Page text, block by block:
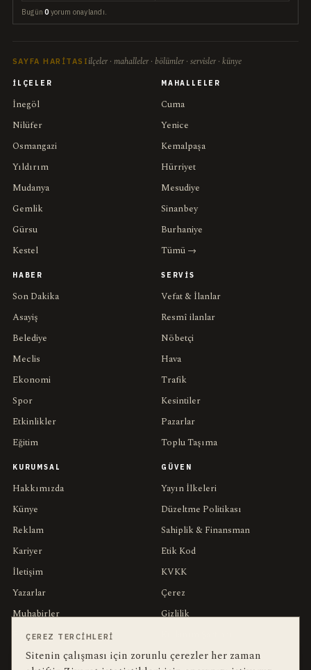
Bugün0 yorum onaylandı.
SAYFA HARITASI ilçeler · mahalleler · bölümler · servisler · künye
İLÇELER
İnegöl
Nilüfer
Osmangazi
Yıldırım
Mudanya
Gemlik
Gürsu
Kestel
MAHALLELER
Cuma
Yenice
Kemalpaşa
Hürriyet
Mesudiye
Sinanbey
Burhaniye
Tümü →
HABER
Son Dakika
Asayiş
Belediye
Meclis
Ekonomi
Spor
Etkinlikler
Eğitim
SERVIS
Vefat & İlanlar
Resmî ilanlar
Nöbetçi
Hava
Trafik
Kesintiler
Pazarlar
Toplu Taşıma
KURUMSAL
Hakkımızda
Künye
Reklam
Kariyer
İletişim
Yazarlar
Muhabirler
Editörler
GÜVEN
Yayın İlkeleri
Düzeltme Politikası
Sahiplik & Finansman
Etik Kod
KVKK
Çerez
Gizlilik
ÇEREZ TERCIHLERI
Sitenin çalışması için zorunlu çerezler her zaman